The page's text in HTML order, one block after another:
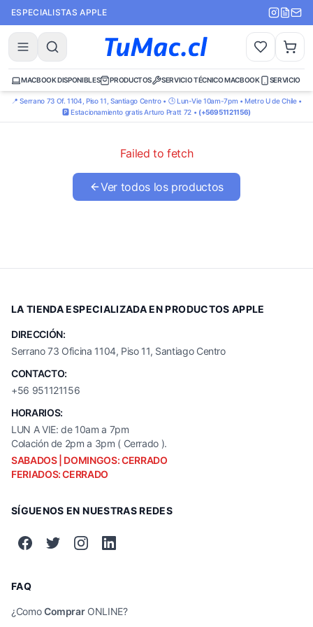
ESPECIALISTAS APPLE
MACBOOK DISPONIBLES PRODUCTOS SERVICIO TÉCNICO MACBOOK SERVICIO
📍 Serrano 73 Of. 1104, Piso 11, Santiago Centro • 🕒 Lun-Vie 10am-7pm • Metro U de Chile •
🅿️ Estacionamiento gratis Arturo Pratt 72 • (+56951121156)
Failed to fetch
Ver todos los productos
LA TIENDA ESPECIALIZADA EN PRODUCTOS APPLE
DIRECCIÓN:
Serrano 73 Oficina 1104, Piso 11, Santiago Centro
CONTACTO:
+56 951121156
HORARIOS:
LUN A VIE: de 10am a 7pm
Colación de 2pm a 3pm ( Cerrado ).
SABADOS | DOMINGOS: CERRADO
FERIADOS: CERRADO
SÍGUENOS EN NUESTRAS REDES
FAQ
¿ComoComprarONLINE?